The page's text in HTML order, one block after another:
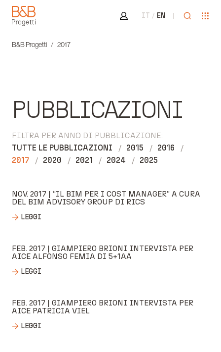
B&B Progetti
Area riservata
IT EN Apri
B&B Progetti 2017
PUBBLICAZIONI
FILTRA PER ANNO DI PUBBLICAZIONE:
TUTTE LE PUBBLICAZIONI
2015
2016
2017
2020 2021 2024 2025
NOV. 2017 | “IL BIM PER I COST MANAGER” A CURA
DEL BIM ADVISORY GROUP DI RICS
LEGGI
FEB. 2017 | GIAMPIERO BRIONI INTERVISTA PER
AICE ALFONSO FEMIA DI 5+1AA
LEGGI
FEB. 2017 | GIAMPIERO BRIONI INTERVISTA PER
AICE PATRICIA VIEL
LEGGI